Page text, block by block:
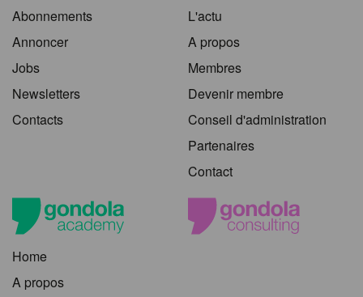
Abonnements
Annoncer
Jobs
Newsletters
Contacts
L'actu
A propos
Membres
Devenir membre
Conseil d'administration
Partenaires
Contact
Home
A propos